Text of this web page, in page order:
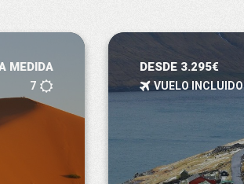
MEDIDA
7
DESDE 3.295€
VUELO INCLUIDO